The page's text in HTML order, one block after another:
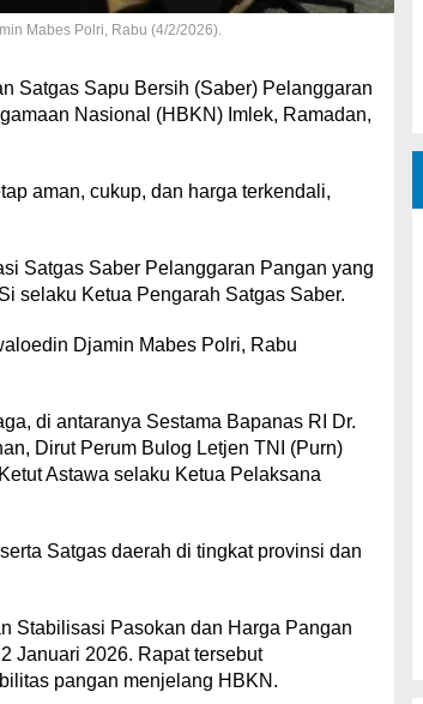
Mabes Polri, Rabu (4/2/2026).
Satgas Sapu Bersih (Saber) Pelanggaran
Nasional (HBKN) Imlek, Ramadan,
aman, cukup, dan harga terkendali,
Satgas Saber Pelanggaran Pangan yang
selaku Ketua Pengarah Satgas Saber.
Djamin Mabes Polri, Rabu
di antaranya Sestama Bapanas RI Dr.
Dirut Perum Bulog Letjen TNI (Purn)
Astawa selaku Ketua Pelaksana
Satgas daerah di tingkat provinsi dan
Stabilisasi Pasokan dan Harga Pangan
Januari 2026. Rapat tersebut
pangan menjelang HBKN.